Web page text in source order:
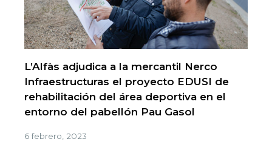
L’Alfàs adjudica a la mercantil Nerco
Infraestructuras el proyecto EDUSI de
rehabilitación del área deportiva en el
entorno del pabellón Pau Gasol
6 febrero, 2023